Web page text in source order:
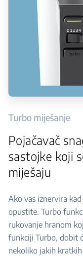
Turbo miješanje
Pojačavač
sastojke koji
miješaju
Ako vas iznervira
opustite. Turbo
rukovanje hranom
funkciji Turbo, dobit
nekoliko jakih kratkih